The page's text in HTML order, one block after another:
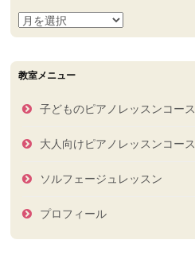
過
去
ブ
グ
事
教室メニュー
子どものピアノレッスンコース
大人向けピアノレッスンコース
ソルフェージュレッスン
プロフィール